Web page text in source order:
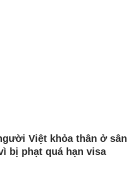
Việt khỏa thân ở sân
bị phạt quá hạn visa